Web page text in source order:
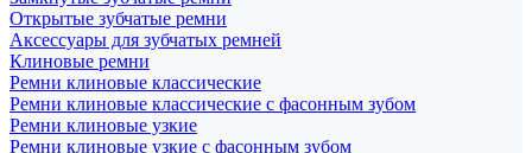
Открытые зубчатые ремни
Аксессуары для зубчатых ремней
Клиновые ремни
Ремни клиновые классические
Ремни клиновые классические с фасонным зубом
Ремни клиновые узкие
Ремни клиновые узкие с фасонным зубом